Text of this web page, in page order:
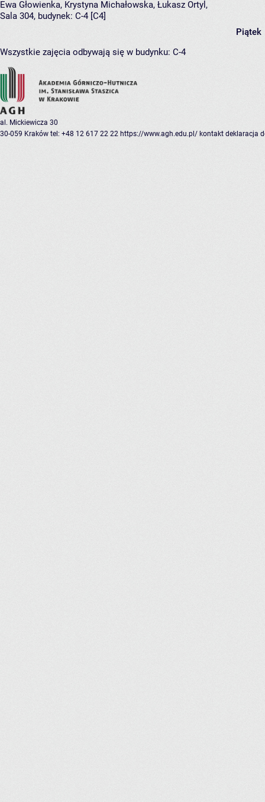
Ewa Głowienka, Krystyna Michałowska, Łukasz Ortyl ,
Sala 304, budynek: C-4 [C4]
Piątek
Wszystkie zajęcia odbywają się w budynku: C-4
al. Mickiewicza 30
30-059 Kraków tel: +48 12 617 22 22 https://www.agh.edu.pl/ kontakt deklaracja